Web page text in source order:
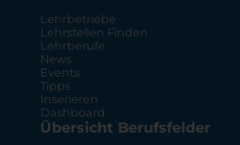
Lehrbetriebe
Lehrstellen Finden
Lehrberufe
News
Events
Tipps
Inserieren
Dashboard
Übersicht Berufsfelder